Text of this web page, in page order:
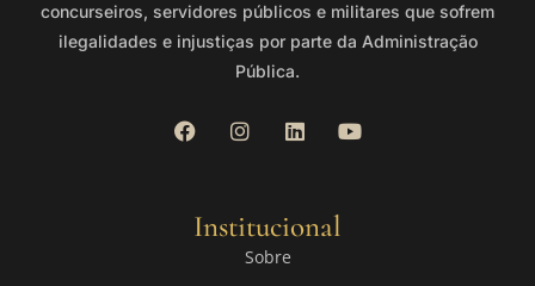
concurseiros, servidores públicos e militares que sofrem
ilegalidades e injustiças por parte da Administração
Pública.
Institucional
Sobre